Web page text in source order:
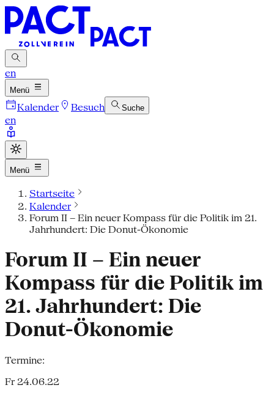
en
Menü
Kalender Besuch Suche
en
Menü
Startseite
Kalender
Forum II – Ein neuer Kompass für die Politik im 21.
Jahrhundert: Die Donut-Ökonomie
Forum II – Ein neuer
Kompass für die Politik im
21. Jahrhundert: Die
Donut-Ökonomie
Termine:
Fr 24.06.22